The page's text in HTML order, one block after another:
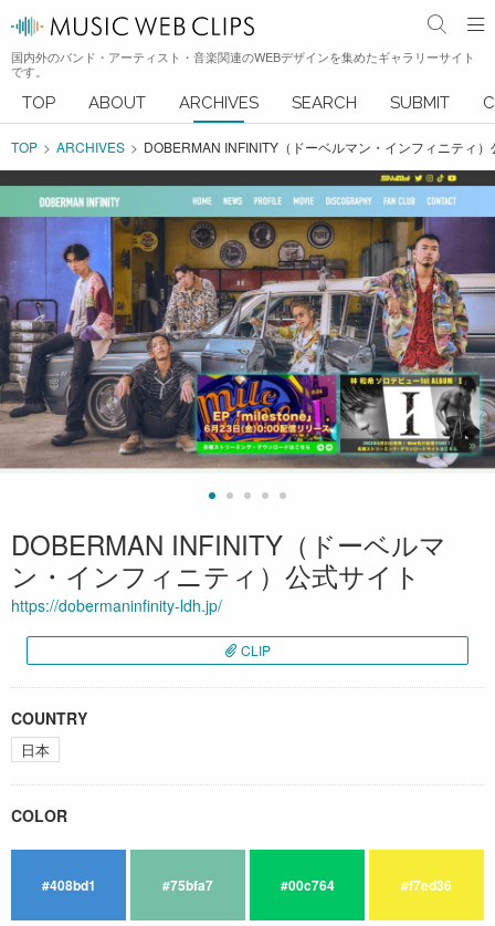
国内外のバンド・アーティスト・音楽関連のWEBデザインを集めたギャラリーサイト
です。
TOP ABOUT ARCHIVES SEARCH SUBMIT
TOP ARCHIVES DOBERMAN INFINITY（ドーベルマン・インフィニティ
DOBERMAN INFINITY（ドーベルマ
ン・インフィニティ）公式サイト
https://dobermaninfinity-ldh.jp/
CLIP
COUNTRY
日本
COLOR
#408bd1 #75bfa7 #00c764 #f7ed36